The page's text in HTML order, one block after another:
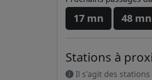
17 mn 48 mn
Stations à
Il s'agit des stations